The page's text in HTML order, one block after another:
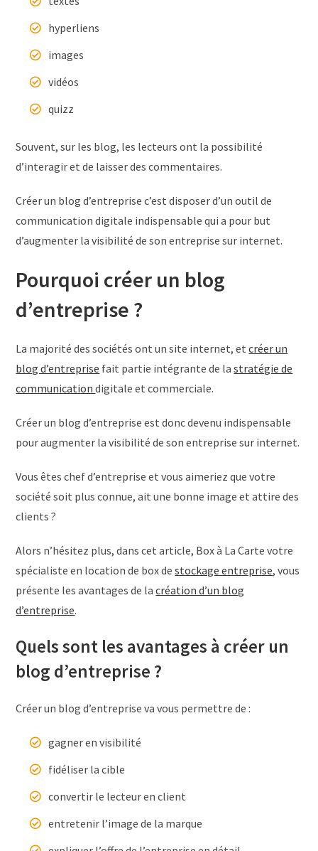
hyperliens
images
vidéos
quizz
Souvent, sur les blog, les lecteurs ont la possibilité
d’interagir et de laisser des commentaires.
Créer un blog d’entreprise c’est disposer d’un outil de
communication digitale indispensable qui a pour but
d’augmenter la visibilité de son entreprise sur internet.
Pourquoi créer un blog
d’entreprise ?
La majorité des sociétés ont un site internet, etcréer un
blog d’entreprise fait partie intégrante de lastratégie de
communicationdigitale et commerciale.
Créer un blog d’entreprise est donc devenu indispensable
pour augmenter la visibilité de son entreprise sur internet.
Vous êtes chef d’entreprise et vous aimeriez que votre
société soit plus connue, ait une bonne image et attire des
clients ?
Alors n’hésitez plus, dans cet article, Box à La Carte votre
spécialiste en location de box destockage entreprise, vous
présente les avantages de lacréation d’un blog
d’entreprise.
Quels sont les avantages à créer un
blog d’entreprise ?
Créer un blog d’entreprise va vous permettre de :
gagner en visibilité
fidéliser la cible
convertir le lecteur en client
entretenir l’image de la marque